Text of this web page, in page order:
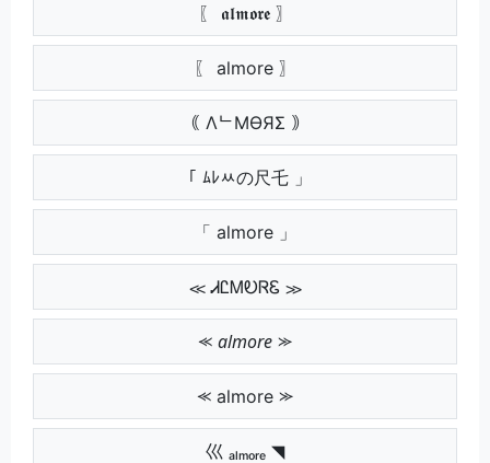
〖 𝖆𝖑𝖒𝖔𝖗𝖊 〗
〖 almore 〗
｟ ΛᄂMӨЯΣ ｠
「 ﾑﾚﾶの尺乇 」
「 almore 」
≪ ᏗᏝᎷᎧᏒᏋ ≫
⪻ 𝘢𝘭𝘮𝘰𝘳𝘦 ⪼
⪻ almore ⪼
巛 ₐₗₘₒᵣₑ ◥